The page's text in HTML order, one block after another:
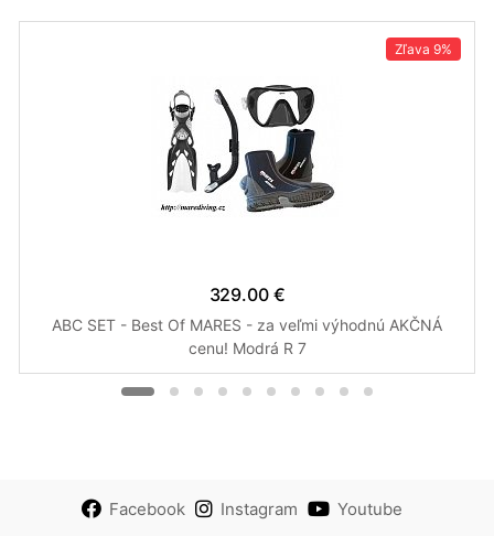
Zľava 9%
329.00 €
ABC SET - Best Of MARES - za veľmi výhodnú AKČNÁ
cenu! Modrá R 7
Facebook Instagram Youtube